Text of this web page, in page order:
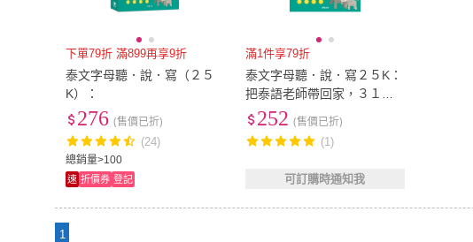
下單79折 滿899再享9折
泰文字母聽．說．寫（２５
K）：
總銷量>100
276 (售價已折)
(24)
速 折價券 登記
滿1件享79折
泰文字母聽．說．寫２５K：
把泰語老師帶回家，３１堂
課看懂泰文說泰語！ （老師
講解MP3＋子音表海報）
252 (售價已折)
(1)
可訂購時通知我
1